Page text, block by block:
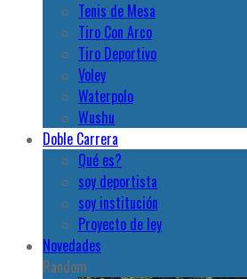
Tenis de Mesa
Tiro Con Arco
Tiro Deportivo
Voley
Waterpolo
Wushu
Doble Carrera
Qué es?
soy deportista
soy institución
Proyecto de ley
Novedades
Random